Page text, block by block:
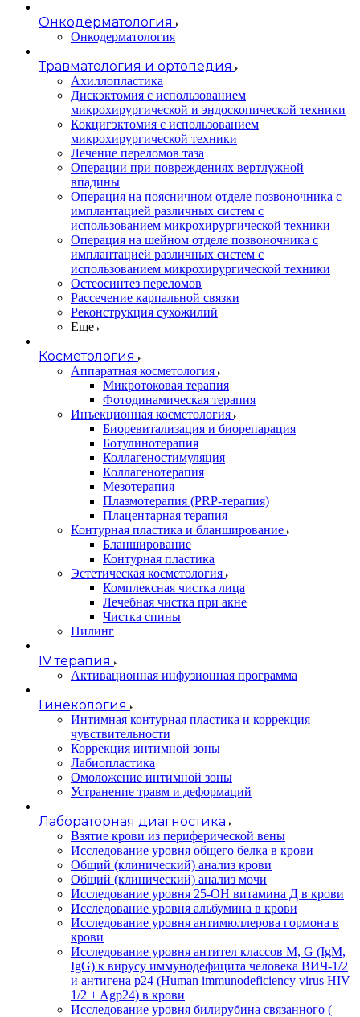
Онкодерматология
Онкодерматология
Травматология и ортопедия
Ахиллопластика
Дискэктомия с использованием
микрохирургической и эндоскопической техники
Кокцигэктомия с использованием
микрохирургической техники
Лечение переломов таза
Операции при повреждениях вертлужной
впадины
Операция на поясничном отделе позвоночника с
имплантацией различных систем с
использованием микрохирургической техники
Операция на шейном отделе позвоночника с
имплантацией различных систем с
использованием микрохирургической техники
Остеосинтез переломов
Рассечение карпальной связки
Реконструкция сухожилий
Еще
Косметология
Аппаратная косметология
Микротоковая терапия
Фотодинамическая терапия
Инъекционная косметология
Биоревитализация и биорепарация
Ботулинотерапия
Коллагеностимуляция
Коллагенотерапия
Мезотерапия
Плазмотерапия (PRP-терапия)
Плацентарная терапия
Контурная пластика и бланширование
Бланширование
Контурная пластика
Эстетическая косметология
Комплексная чистка лица
Лечебная чистка при акне
Чистка спины
Пилинг
IV терапия
Активационная инфузионная программа
Гинекология
Интимная контурная пластика и коррекция
чувствительности
Коррекция интимной зоны
Лабиопластика
Омоложение интимной зоны
Устранение травм и деформаций
Лабораторная диагностика
Взятие крови из периферической вены
Исследование уровня общего белка в крови
Общий (клинический) анализ крови
Общий (клинический) анализ мочи
Исследование уровня 25-OH витамина Д в крови
Исследование уровня альбумина в крови
Исследование уровня антимюллерова гормона в
крови
Исследование уровня антител классов M, G (IgM,
IgG) к вирусу иммунодефицита человека ВИЧ-1/2
и антигена p24 (Human immunodeficiency virus HIV
1/2 + Agp24) в крови
Исследование уровня билирубина связанного (